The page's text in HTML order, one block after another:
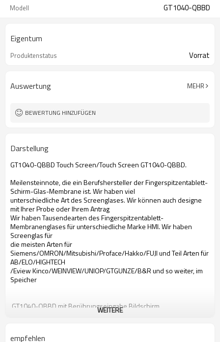
Modell GT1040-QBBD
Eigentum
Produktenstatus Vorrat
Auswertung MEHR
BEWERTUNG HINZUFÜGEN
Darstellung
GT1040-QBBD Touch Screen/Touch Screen GT1040-QBBD.
Meilensteinnote, die ein Berufshersteller der Fingerspitzentablett-
Schirm-Glas-Membrane ist. Wir haben viel
unterschiedliche Art des Screenglases. Wir können auch designe
mit Ihrer Probe oder Ihrem Antrag
Wir haben Tausendearten des Fingerspitzentablett-
Membranenglases für unterschiedliche Marke HMI. Wir haben
Screenglas für
die meisten Arten für
Siemens/OMRON/Mitsubishi/Proface/Hakko/FUJI und Teil Arten für
AB/ELO/HIGHTECH
/Eview Kinco/WEINVIEW/UNIOP/GTGUNZE/B&R und so weiter, im
Speicher
GT1040-QBBD mit Berührungseingabe Bildschirm
Mit Berührungseingabe Bildschirm Mitsubishi-GT1040-QBBD
WEITERE
empfehlen